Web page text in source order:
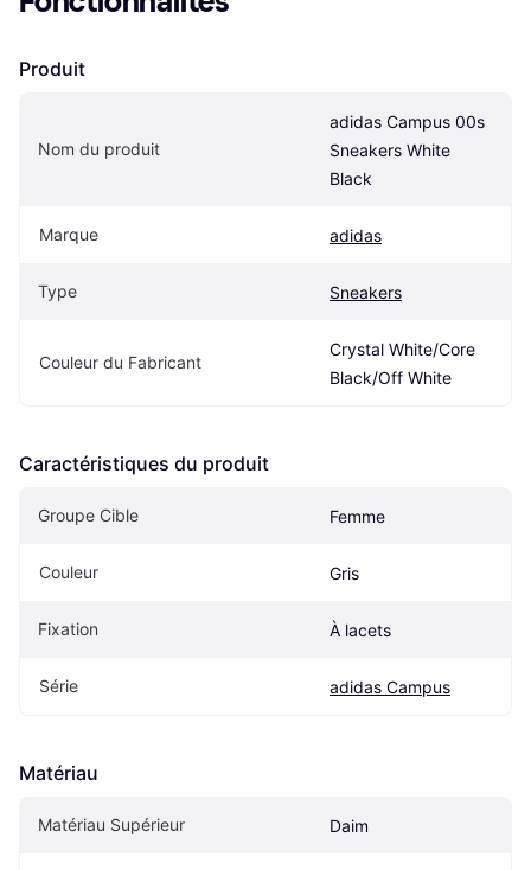
Produit
Nom du produit
adidas Campus 00s
Sneakers White
Black
Marque adidas
Type Sneakers
Couleur du Fabricant
Crystal White/Core
Black/Off White
Caractéristiques du produit
Groupe Cible Femme
Couleur Gris
Fixation À lacets
Série adidas Campus
Matériau
Matériau Supérieur Daim